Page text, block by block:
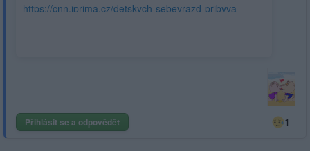
https://cnn.iprima.cz/detskych-sebevrazd-pribyva-
Přihlásit se a odpovědět 1